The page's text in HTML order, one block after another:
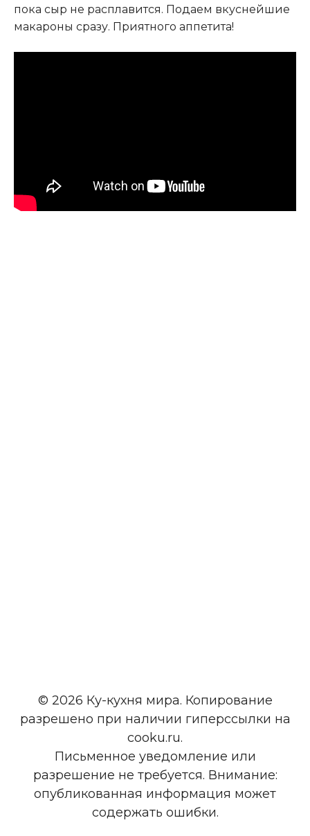
пока сыр не расплавится. Подаем вкуснейшие
макароны сразу. Приятного аппетита!
© 2026 Ку-кухня мира. Копирование
разрешено при наличии гиперссылки на
cooku.ru.
Письменное уведомление или
разрешение не требуется. Внимание:
опубликованная информация может
содержать ошибки.